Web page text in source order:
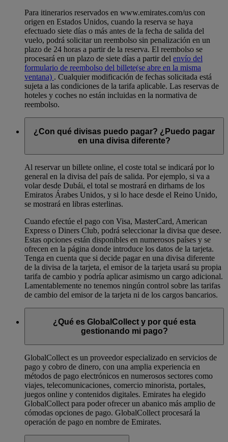
Para itinerarios reservados en www.emirates.com/us con
origen en Estados Unidos, cuando la reserva se haya
efectuado siete días o más antes de la fecha de salida del
vuelo, podrá solicitar un reembolso sin penalización en un
plazo de 24 horas a partir de la reserva. El reembolso se
procesará en un plazo de siete días a partir del envío del
formulario de reembolso del billete(se abre en la misma
ventana) . Cualquier modificación de fechas solicitada está
sujeta a las condiciones de la tarifa aplicable. Las reservas de
hoteles y coches no están incluidas en la normativa de
reembolso.
¿Con qué divisas puedo pagar? ¿Puedo pagar
en una divisa diferente?
Al reservar un billete online, el coste total se indicará por lo
general en la divisa del país de salida. Por ejemplo, si va a
volar desde Dubái, el total se mostrará en dirhams de los
Emiratos Árabes Unidos, y si lo hace desde el Reino Unido,
se mostrará en libras esterlinas.
Cuando efectúe el pago con Visa, MasterCard, American
Express o Diners Club, podrá seleccionar la divisa que desee.
Estas opciones están disponibles en numerosos países y se
ofrecen en la página donde introduce los datos de la tarjeta.
Tenga en cuenta que si decide pagar en una divisa diferente
de la divisa de la tarjeta, el emisor de la tarjeta usará su propia
tarifa de cambio y podría aplicar asimismo un cargo adicional.
Lamentablemente no tenemos ningún control sobre las tarifas
de cambio del emisor de la tarjeta ni de los cargos bancarios.
¿Qué es GlobalCollect y por qué esta
gestionando mi pago?
GlobalCollect es un proveedor especializado en servicios de
pago y cobro de dinero, con una amplia experiencia en
métodos de pago electrónicos en numerosos sectores como
viajes, telecomunicaciones, comercio minorista, portales,
juegos online y contenidos digitales. Emirates ha elegido
GlobalCollect para poder ofrecer un abanico más amplio de
cómodas opciones de pago. GlobalCollect procesará la
operación de pago en nombre de Emirates.